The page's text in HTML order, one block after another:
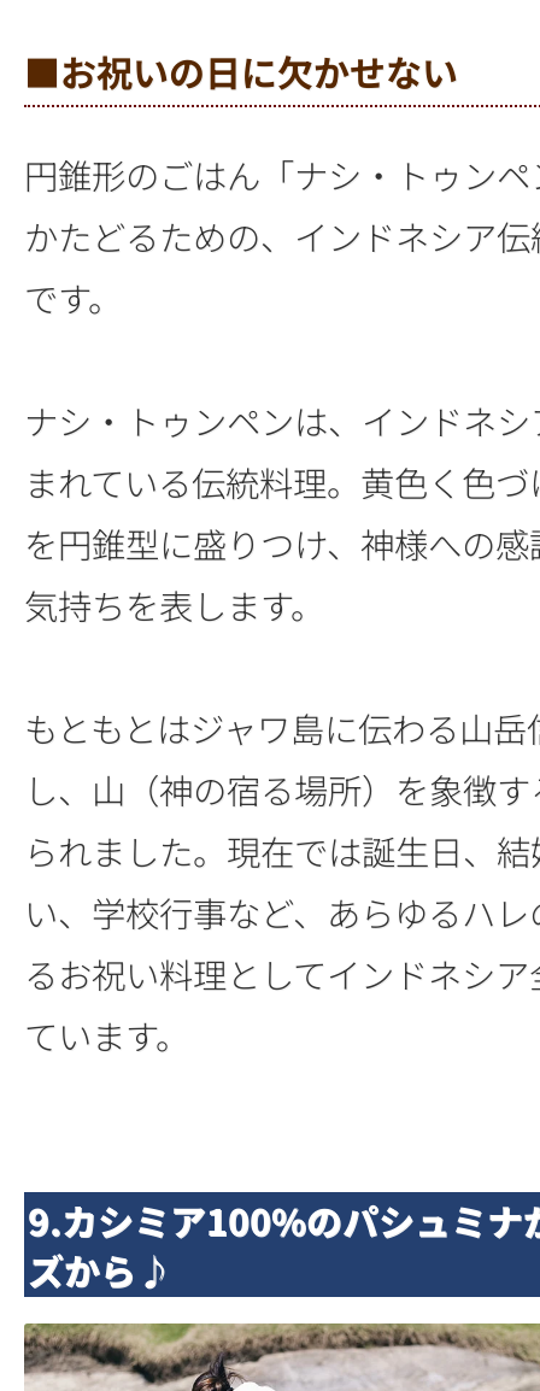
■お祝いの日に欠かせない
円錐形のごはん「ナシ・トゥン
かたどるための、インドネシア
です。
ナシ・トゥンペンは、インドネ
まれている伝統料理。黄色く色
を円錐型に盛りつけ、神様への
気持ちを表します。
もともとはジャワ島に伝わる山
し、山（神の宿る場所）を象徴
られました。現在では誕生日、
い、学校行事など、あらゆるハ
るお祝い料理としてインドネシ
ています。
9.カシミア100%のパシュミナ
ズから♪